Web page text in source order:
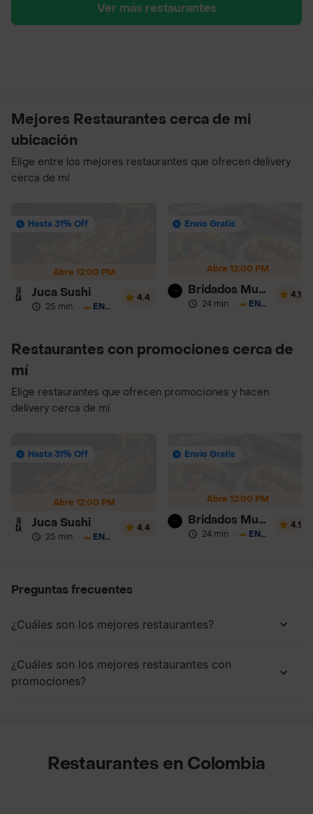
Ver más restaurantes
Mejores Restaurantes cerca de mi
ubicación
Elige entre los mejores restaurantes que ofrecen delivery
cerca de mí
Abre 12:00 PM
Hasta 31% Off
Juca Sushi
25 min · ENVÍO GRATIS
4.4
Abre 12:00 PM
Envío Gratis
Bridados Muhai
24 min · ENVÍO GRATIS
4.1
Restaurantes con promociones cerca de
mí
Elige restaurantes que ofrecen promociones y hacen
delivery cerca de mí
Abre 12:00 PM
Hasta 31% Off
Juca Sushi
25 min · ENVÍO GRATIS
4.4
Abre 12:00 PM
Envío Gratis
Bridados Muhai
24 min · ENVÍO GRATIS
4.1
Preguntas frecuentes
¿Cuáles son los mejores restaurantes?
¿Cuáles son los mejores restaurantes con
promociones?
Restaurantes en Colombia